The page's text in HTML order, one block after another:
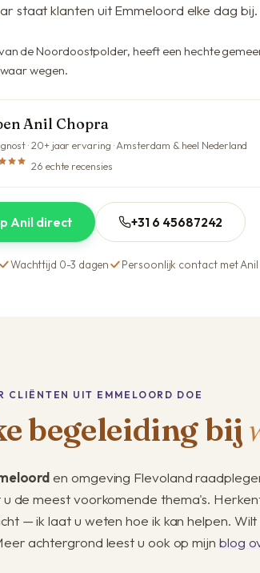
staat klanten uit Emmeloord elke dag bij.
de Noordoostpolder, heeft een hechte
wegen.
Anil Chopra
· 20+ jaar ervaring · Amsterdam & heel Nederland
26 echte recensies
Anil direct +31 6 45687242
Wachttijd 0-3 dagen Persoonlijk contact met Anil
CLIËNTEN UIT EMMELOORD DOE
begeleiding bij
en omgeving Flevoland
de meest voorkomende thema's.
— ik laat u weten hoe ik kan helpen.
achtergrond leest u ook op mijn blog